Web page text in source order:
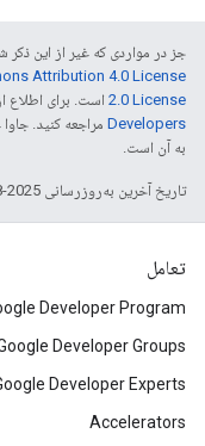
جز در مواردی که غیر از این
Attribution 4.0 License
2.0 License است. برای اطلاع
Developers‏
به آن است.
تاریخ آخرین به‌روزرسانی 2025-08-29 به‌وقت ساعت هماهنگ جهانی.
تعامل
Developer Program
Developer Groups
Developer Experts
Accelerators